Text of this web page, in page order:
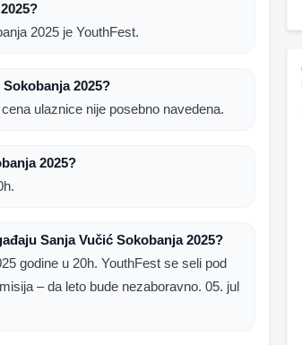
2025 je YouthFest.
2025?
ulaznice nije posebno navedena.
2025?
Sanja Vučić Sokobanja 2025?
godine u 20h. YouthFest se seli pod
– da leto bude nezaboravno. 05. jul